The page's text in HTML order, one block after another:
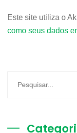
Este site utiliza o
como seus dados